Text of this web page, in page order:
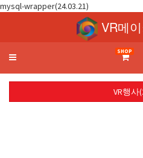
mysql-wrapper(24.03.21)
VR메
Toggle
SHOP
VR행사